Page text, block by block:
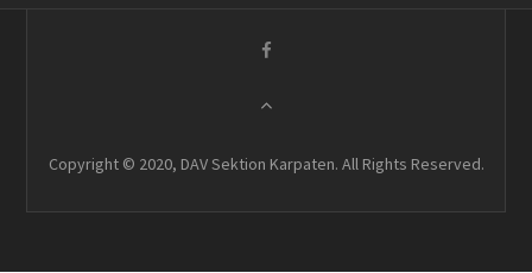
Copyright © 2020, DAV Sektion Karpaten. All Rights Reserved.